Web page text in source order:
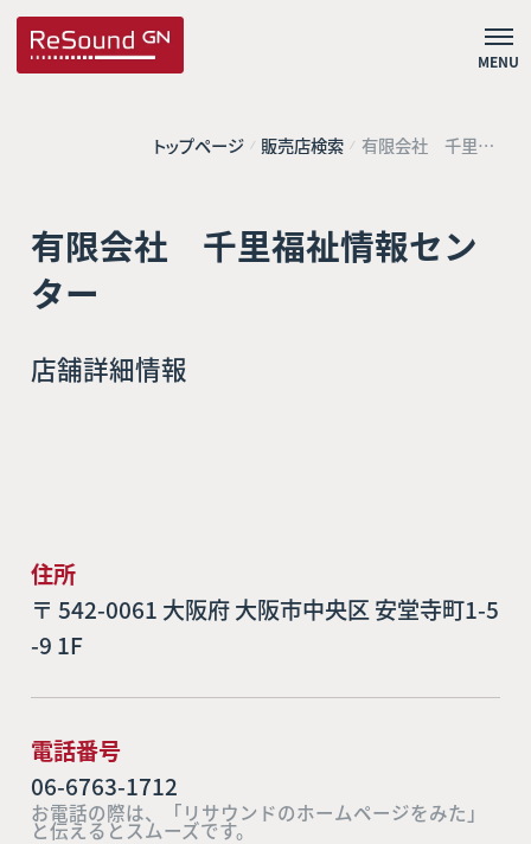
MENU
トップページ 販売店検索 有限会社 千里福
祉情報センター
有限会社 千里福祉情報セン
ター
店舗詳細情報
住所
〒 542-0061 大阪府 大阪市中央区 安堂寺町1-5
-9 1F
電話番号
06-6763-1712
お電話の際は、「リサウンドのホームページをみた」
と伝えるとスムーズです。